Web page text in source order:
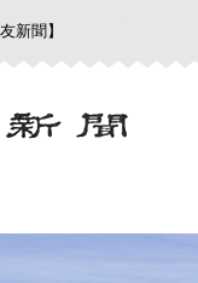
新聞】